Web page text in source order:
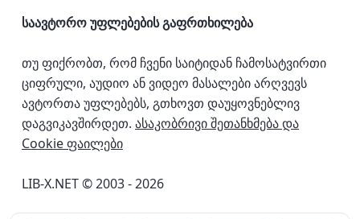
საავტორო უფლებების გაფრთხილება
თუ ფიქრობთ, რომ ჩვენი საიტიდან ჩამოსატვირთი
ციფრული, აუდიო ან ვიდეო მასალები არღვევს
ავტორთა უფლებებს, გთხოვთ დაუყოვნებლივ
დაგვიკავშირდეთ. ასაკობრივი შეთანხმება და
Cookie ფაილები
LIB-X.NET © 2003 - 2026